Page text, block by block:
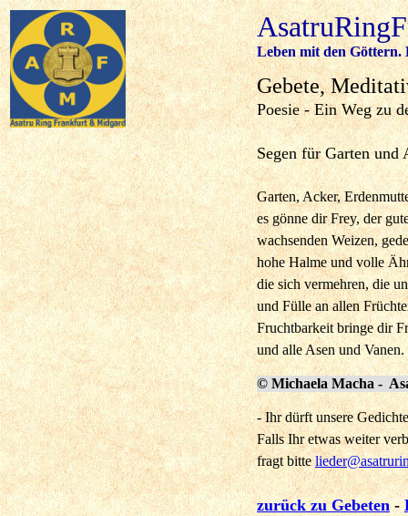
Leben mit den Göttern.
Gebete,
Poesie - Ein Weg zu
Segen für Garten und
Garten, Acker,
es gönne dir Frey, der
wachsenden Weizen,
hohe Halme und volle
die sich vermehren, die
und Fülle an allen
Fruchtbarkeit bringe dir
und alle Asen und Vanen.
© Michaela Macha -
- Ihr dürft unsere
Falls Ihr etwas weiter
fragt bitte
zurück zu Gebeten-